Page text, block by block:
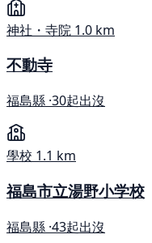
神社・寺院 1.0 km
不動寺
福島縣 ·30起出沒
學校 1.1 km
福島市立湯野小学校
福島縣 ·43起出沒